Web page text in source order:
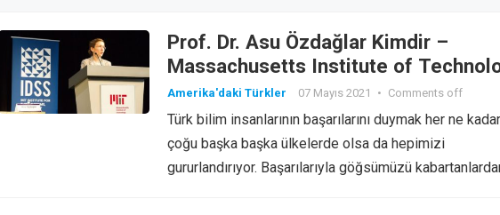
Prof. Dr. Asu Özdağlar Kimdir –
Massachusetts Institute of
Amerika'daki Türkler 07 Mayıs 2021 • Comments off
Türk bilim insanlarının başarılarını duymak her ne kadar
çoğu başka başka ülkelerde olsa da hepimizi
gururlandırıyor. Başarılarıyla göğsümüzü